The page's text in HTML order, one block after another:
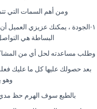
ومن أهم السمات التي
١-الجودة ، يمكنك عزيزي العميل
البساطة هي
وطلب مساعدته لحل أي من
بعد حصولك عليها كل ما عليك
وهو
بالطبع سوف الهرم حظ مدي